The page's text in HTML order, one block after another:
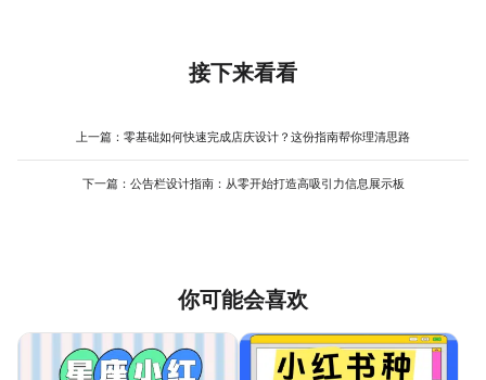
辑和智能排版，即使没有设计经验，也能通过修改模板快速完成专
据反馈则需通过实际投放收集，例如在社交媒体发布后，监测点击
率、互动率（点赞、评论、分享）以及转化率（咨询量、订单
配），针对性调整设计。美图设计室提供多种尺寸模板，可一键生
问题影响投放效果，同时其素材库丰富，能快速替换元素进行A/B测
接下来看看
上一篇： 零基础如何快速完成店庆设计？这份指南帮你理清思路
下一篇： 公告栏设计指南：从零开始打造高吸引力信息展示板
你可能会喜欢